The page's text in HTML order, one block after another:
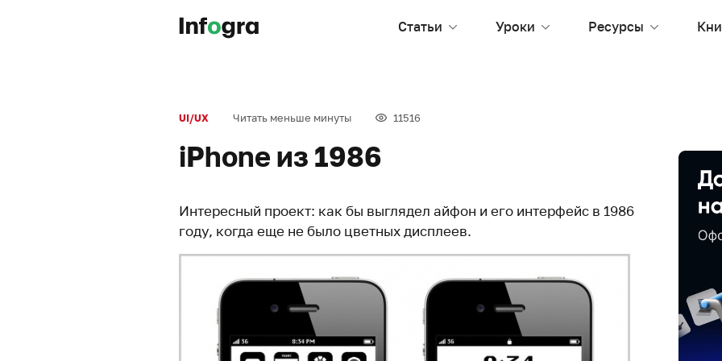
Статьи Уроки Ресурсы
UI/UX Читать меньше минуты 11516
iPhone из 1986
Интересный проект: как бы выглядел айфон и его интерфейс в 1986
году, когда еще не было цветных дисплеев.